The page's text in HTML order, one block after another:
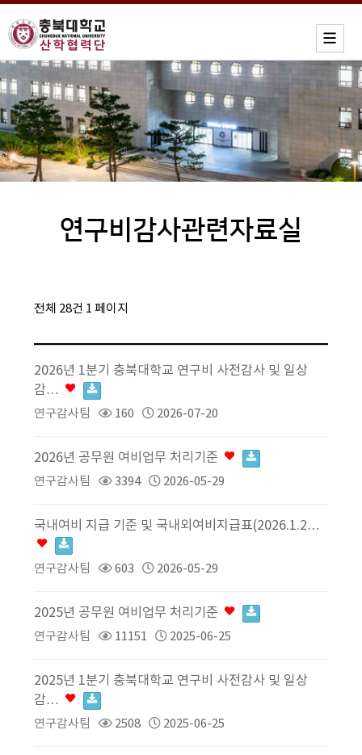
연구비감사관련자료실
전체 28건 1 페이지
2026년 1분기 충북대학교 연구비 사전감사 및 일상
감…
연구감사팀 160 2026-07-20
2026년 공무원 여비업무 처리기준
연구감사팀 3394 2026-05-29
국내여비 지급 기준 및 국내외여비지급표(2026.1.2…
연구감사팀 603 2026-05-29
2025년 공무원 여비업무 처리기준
연구감사팀 11151 2025-06-25
2025년 1분기 충북대학교 연구비 사전감사 및 일상
감…
연구감사팀 2508 2025-06-25